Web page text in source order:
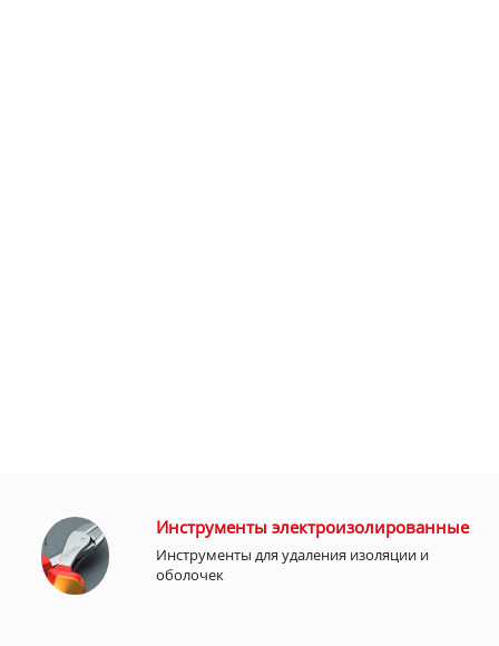
Инструменты электроизолированные
Инструменты для удаления изоляции и
оболочек